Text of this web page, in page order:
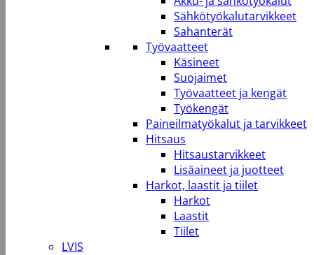
Sähkötyökalutarvikkeet
Sahanterät
Työvaatteet
Käsineet
Suojaimet
Työvaatteet ja kengät
Työkengät
Paineilmatyökalut ja tarvikkeet
Hitsaus
Hitsaustarvikkeet
Lisäaineet ja juotteet
Harkot, laastit ja tiilet
Harkot
Laastit
Tiilet
LVIS